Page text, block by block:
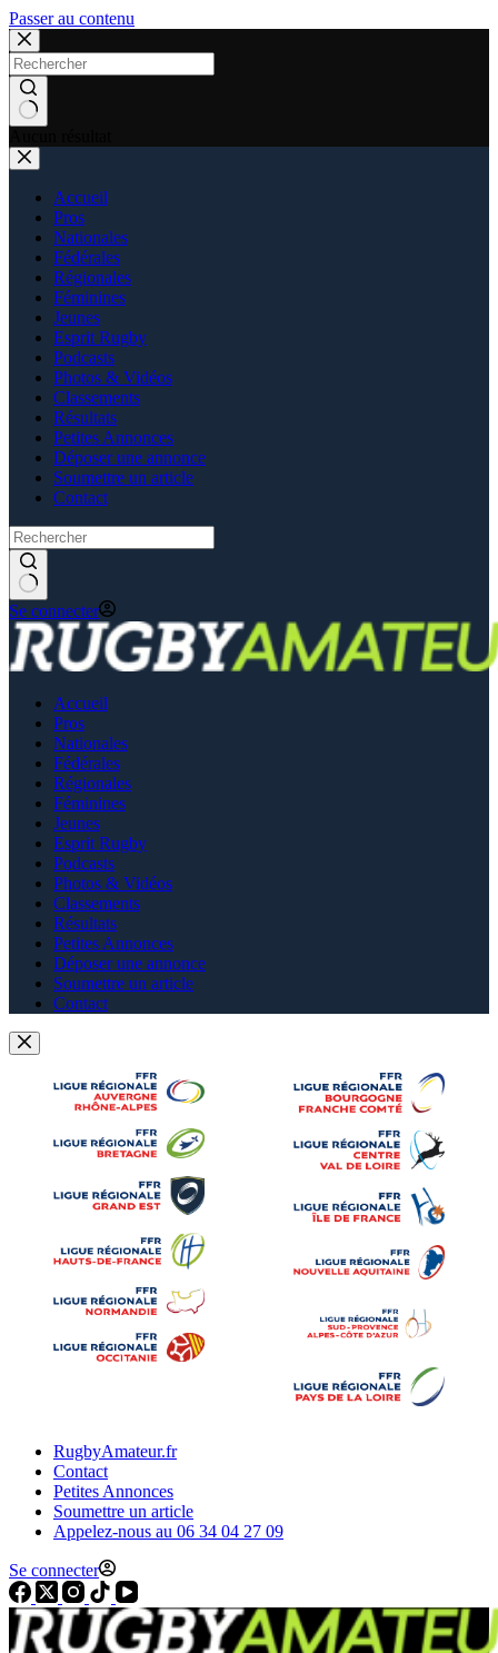
Passer au contenu
Accueil
Pros
Nationales
Fédérales
Régionales
Féminines
Jeunes
Esprit Rugby
Podcasts
Photos & Vidéos
Classements
Résultats
Petites Annonces
Déposer une annonce
Soumettre un article
Contact
Se connecter
Accueil
Pros
Nationales
Fédérales
Régionales
Féminines
Jeunes
Esprit Rugby
Podcasts
Photos & Vidéos
Classements
Résultats
Petites Annonces
Déposer une annonce
Soumettre un article
Contact
RugbyAmateur.fr
Contact
Petites Annonces
Soumettre un article
Appelez-nous au 06 34 04 27 09
Se connecter